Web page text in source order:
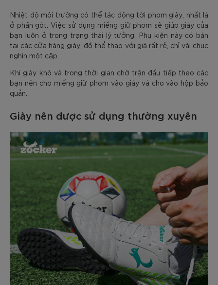
Nhiệt độ môi trường có thể tác động tới phom giày, nhất là
ở phần gót. Việc sử dụng miếng giữ phom sẽ giúp giày của
bạn luôn ở trong trạng thái lý tưởng. Phụ kiện này có bán
tại các cửa hàng giày, đồ thể thao với giá rất rẻ, chỉ vài chục
nghìn một cặp.
Khi giày khô và trong thời gian chờ trận đấu tiếp theo các
bạn nên cho miếng giữ phom vào giày và cho vào hộp bảo
quản.
Giày nên được sử dụng thường xuyên